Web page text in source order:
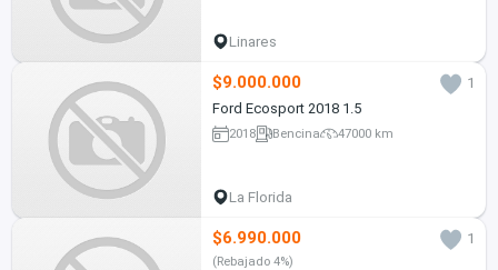
Linares
$9.000.000
1
Ford Ecosport 2018 1.5
2018 Bencina 47000 km
La Florida
$6.990.000 1
(Rebajado 4%)